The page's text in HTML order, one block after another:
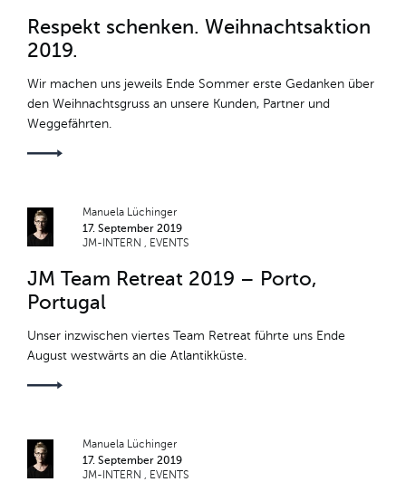
Respekt schenken. Weihnachtsaktion
2019.
Wir machen uns jeweils Ende Sommer erste Gedanken über
den Weihnachtsgruss an unsere Kunden, Partner und
Weggefährten.
Manuela Lüchinger
17. September 2019
JM-INTERN
EVENTS
JM Team Retreat 2019 – Porto,
Portugal
Unser inzwischen viertes Team Retreat führte uns Ende
August westwärts an die Atlantikküste.
Manuela Lüchinger
17. September 2019
JM-INTERN
EVENTS